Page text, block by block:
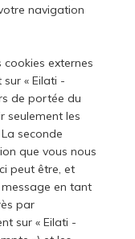
navigation
externes
« Eilati -
de portée du
seulement les
seconde
que vous nous
peut être, et
en tant
par
sur « Eilati -